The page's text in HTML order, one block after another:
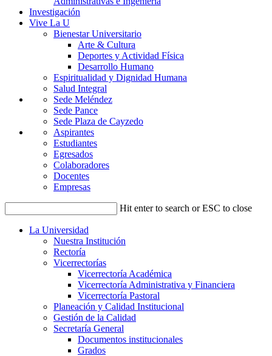
Investigación
Vive La U
Bienestar Universitario
Arte & Cultura
Deportes y Actividad Física
Desarrollo Humano
Espiritualidad y Dignidad Humana
Salud Integral
Sede Meléndez
Sede Pance
Sede Plaza de Cayzedo
Aspirantes
Estudiantes
Egresados
Colaboradores
Docentes
Empresas
Hit enter to search or ESC to close
La Universidad
Nuestra Institución
Rectoría
Vicerrectorías
Vicerrectoría Académica
Vicerrectoría Administrativa y Financiera
Vicerrectoría Pastoral
Planeación y Calidad Institucional
Gestión de la Calidad
Secretaría General
Documentos institucionales
Grados